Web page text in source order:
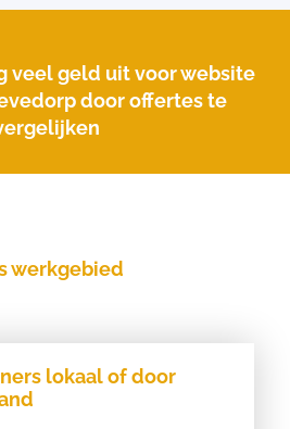
veel geld uit voor website
door offertes te
werkgebied
lokaal of door